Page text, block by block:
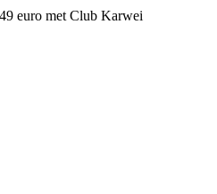
euro met Club Karwei